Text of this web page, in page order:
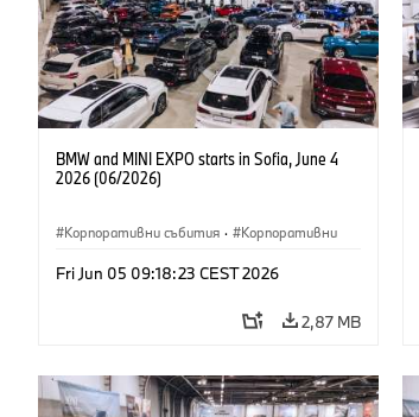
BMW and MINI EXPO starts in Sofia, June 4
2026 (06/2026)
Корпоративни събития · Корпоративни
Fri Jun 05 09:18:23 CEST 2026
2,87 MB